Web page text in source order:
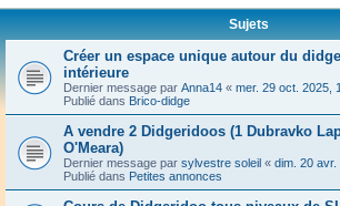
Sujets
Créer un espace unique autour du
intérieure
Dernier message par Anna14 « mer. 29 oct. 2025,
Publié dans Brico-didge
A vendre 2 Didgeridoos (1 Dubravko
O'Meara)
Dernier message par sylvestre soleil « dim. 20 avr.
Publié dans Petites annonces